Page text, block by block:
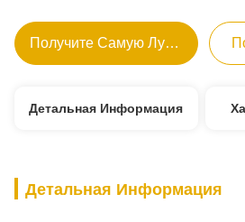
Получите Самую Лучшую Цену
Детальная Информация
Детальная Информация